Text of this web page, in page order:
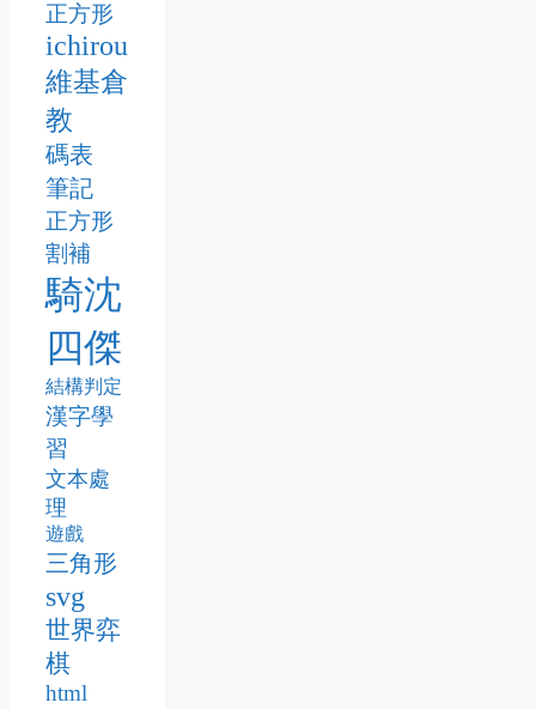
正方形
ichirou
維基倉
教
碼表
筆記
正方形
割補
騎沈
四傑
結構判定
漢字學
習
文本處
理
遊戲
三角形
svg
世界弈
棋
html